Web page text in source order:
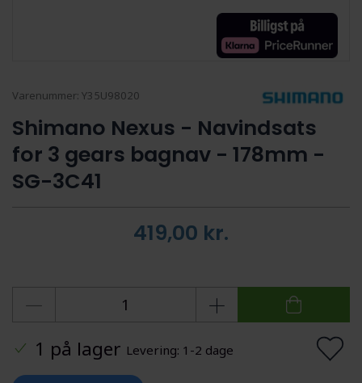
Varenummer: Y35U98020
Shimano Nexus - Navindsats
for 3 gears bagnav - 178mm -
SG-3C41
419,00 kr.
1 på lager Levering: 1-2 dage